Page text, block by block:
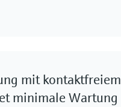
mit kontaktfreiem
minimale Wartung